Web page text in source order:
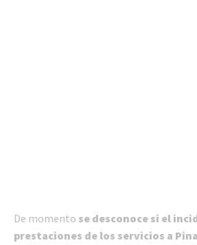
De momento se desconoce si el
prestaciones de los servicios a